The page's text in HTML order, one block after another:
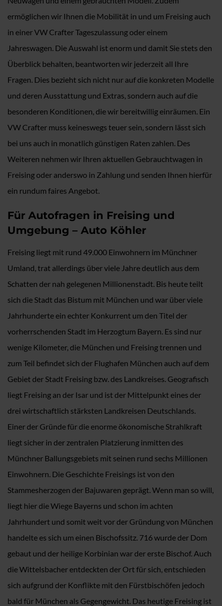
ermöglichen wir Ihnen die Mobilität in und um Freising auch
in einer VW Crafter Tageszulassung oder einem
Jahreswagen. Die Auswahl ist enorm und damit Sie stets den
Überblick behalten, beantworten wir jederzeit all Ihre
Fragen. Dies bezieht sich nicht nur auf die konkreten Modelle
und deren Ausstattung und Extras, sondern auch auf die
besonderen Konditionen, die wir bereitwillig einräumen. Ein
VW Crafter muss keineswegs teuer sein, sondern lässt sich
bei uns auch in monatlich günstigen Raten zahlen. Des
Weiteren nehmen wir Ihren aktuellen Gebrauchtwagen in
Freising oder anderswo in Zahlung und senden Ihnen hierfür
ein rundum faires Angebot.
Für Autofragen in Freising und
Umgebung – Auto Köhler
Freising liegt mit rund 49.000 Einwohnern im Münchner
Umland, trat allerdings über viele Jahre deutlich aus dem
Schatten der nah gelegenen Millionenstadt. Bis heute teilt
sich die Stadt das Bistum mit München und war über viele
Jahrhunderte ein echter Konkurrent um den Titel der
vorherrschenden Stadt im Herzogtum Bayern. Es sind nur
wenige Kilometer, die München und Freising trennen und
zum Teil befindet sich der Flughafen München auch auf dem
Gebiet der Stadt Freising bzw. des Landkreises. Geografisch
liegt Freising an der Isar und ist der Mittelpunkt eines der
drei wirtschaftlich stärksten Landkreisen Deutschlands.
Einer der Gründe für die enorme ökonomische Strahlkraft
liegt sicher in der zentralen Platzierung inmitten des
Münchner Ballungsgebiets mit seinen rund sechs Millionen
Einwohnern. Die Geschichte Freisings ist von den
Stammesherzogen der Bajuwaren geprägt. Wenn man so will,
liegt hier die Wiege Bayerns und schon im achten
Jahrhundert und somit weit vor der Gründung von München
handelte es sich um einen Bischofssitz. 716 wurde der Dom
gebaut und der heilige Korbinian war der erste Bischof. Auch
die Wittelsbacher entdeckten der Ort für sich, entschieden
sich aufgrund der Konflikte mit den Fürstbischöfen jedoch
bald für München als Gegengewicht. Das heutige Freising ist